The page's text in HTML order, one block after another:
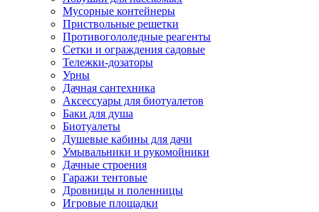
Мусорные контейнеры
Приствольные решетки
Противогололедные реагенты
Сетки и ограждения садовые
Тележки-дозаторы
Урны
Дачная сантехника
Аксессуары для биотуалетов
Баки для душа
Биотуалеты
Душевые кабины для дачи
Умывальники и рукомойники
Дачные строения
Гаражи тентовые
Дровницы и поленницы
Игровые площадки